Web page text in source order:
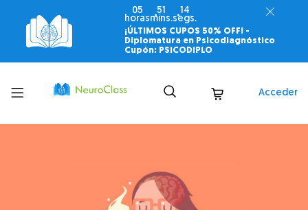
05
horas
51
mins.
12
segs.
¡ÚLTIMOS CUPOS 50% OFF! -
Diplomatura en Psicodiagnóstico
Cupón: PSICODIPLO
Toggle
menu
Acceder